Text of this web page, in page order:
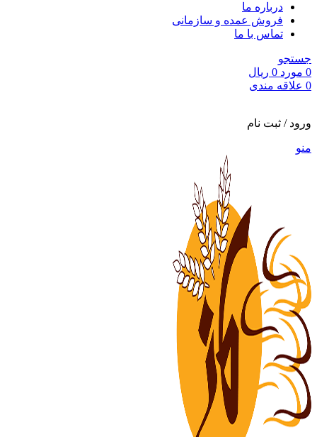
درباره ما
فروش عمده و سازمانی
تماس با ما
جستجو
0 مورد 0 ریال
0 علاقه مندی
ورود / ثبت نام
منو